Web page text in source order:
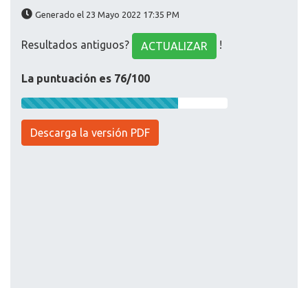
Generado el 23 Mayo 2022 17:35 PM
Resultados antiguos? ACTUALIZAR !
La puntuación es 76/100
Descarga la versión PDF